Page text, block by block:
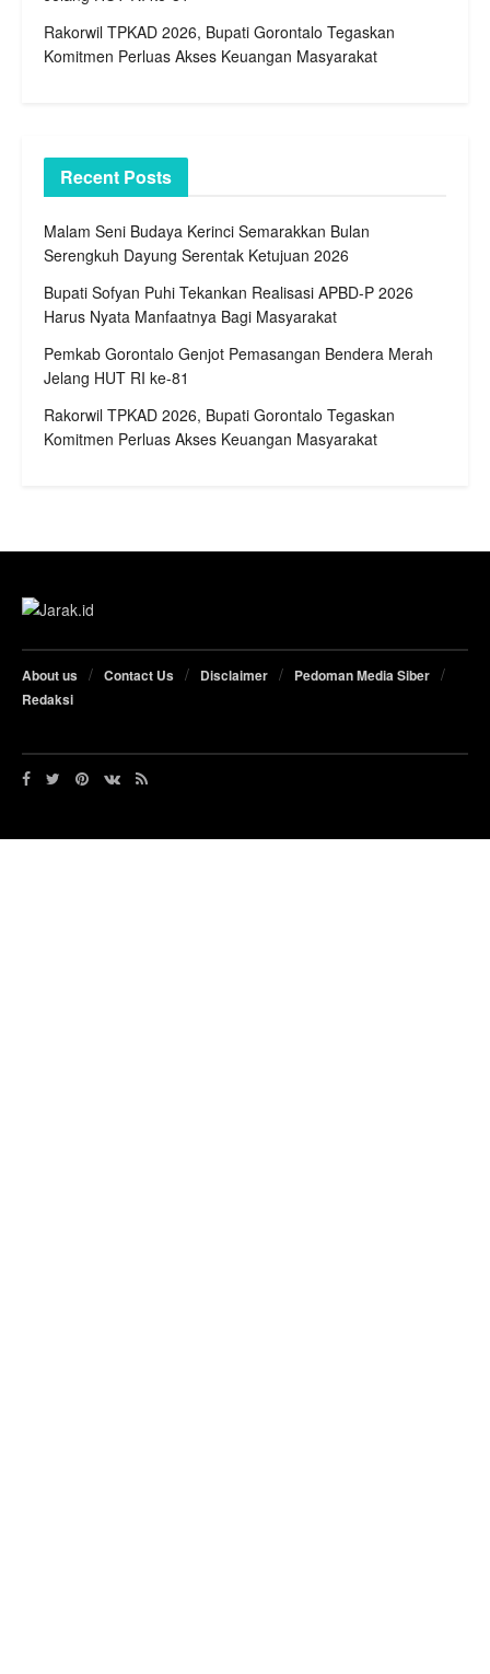
Rakorwil TPKAD 2026, Bupati Gorontalo Tegaskan
Komitmen Perluas Akses Keuangan Masyarakat
Recent Posts
Malam Seni Budaya Kerinci Semarakkan Bulan
Serengkuh Dayung Serentak Ketujuan 2026
Bupati Sofyan Puhi Tekankan Realisasi APBD-P 2026
Harus Nyata Manfaatnya Bagi Masyarakat
Pemkab Gorontalo Genjot Pemasangan Bendera Merah
Jelang HUT RI ke-81
Rakorwil TPKAD 2026, Bupati Gorontalo Tegaskan
Komitmen Perluas Akses Keuangan Masyarakat
About us Contact Us Disclaimer
Pedoman Media Siber
Redaksi